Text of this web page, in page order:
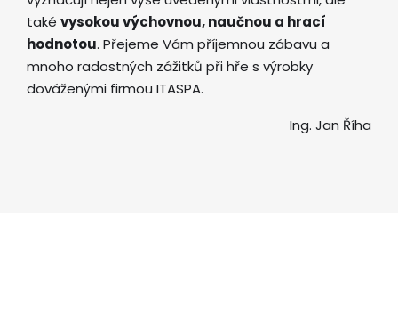
také vysokou výchovnou, naučnou a hrací
hodnotou. Přejeme Vám příjemnou zábavu a
mnoho radostných zážitků při hře s výrobky
dováženými firmou ITASPA.
Ing. Jan Říha